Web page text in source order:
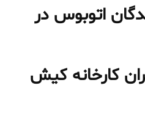
اتوبوس در
کارخانه کیش